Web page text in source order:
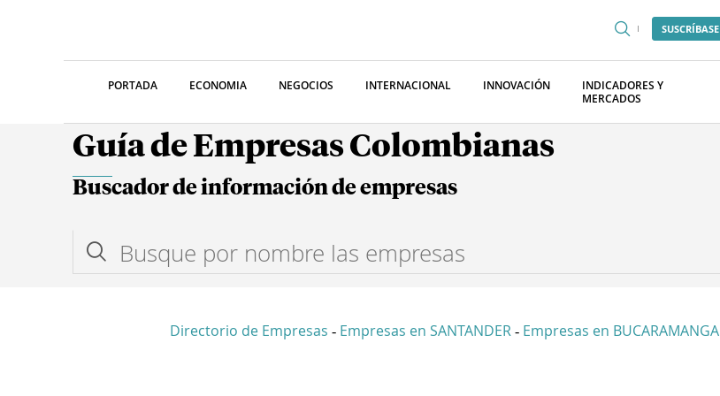
SUSCRÍBASE
PORTADA ECONOMIA NEGOCIOS INTERNACIONAL INNOVACIÓN
INDICADORES Y
MERCADOS
Guía de Empresas Colombianas
Buscador de información de empresas
Directorio de Empresas - Empresas en SANTANDER - Empresas en BUCARAMANGA